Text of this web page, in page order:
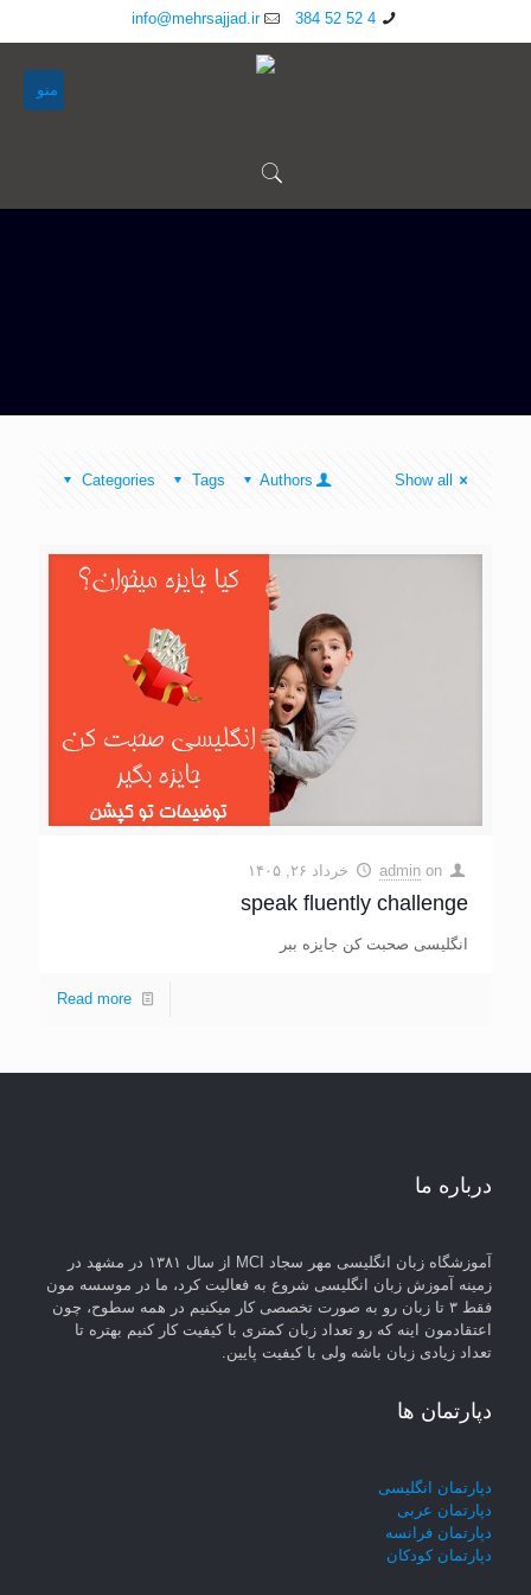
4 52 52 384
info@mehrsajjad.ir
منو
Categories Tags Authors Show all
admin on خرداد ۲۶, ۱۴۰۵
speak fluently challenge
انگلیسی صحبت کن جایزه ببر
Read more
درباره ما
آموزشگاه زبان انگلیسی مهر سجاد MCI از سال ۱۳۸۱ در مشهد در
زمینه آموزش زبان انگلیسی شروع به فعالیت کرد، ما در موسسه مون
فقط ۳ تا زبان رو به صورت تخصصی کار میکنیم در همه سطوح، چون
اعتقادمون اینه که رو تعداد زبان کمتری با کیفیت کار کنیم بهتره تا
تعداد زیادی زبان باشه ولی با کیفیت پایین.
دپارتمان ها
دپارتمان انگلیسی
دپارتمان عربی
دپارتمان فرانسه
دپارتمان کودکان